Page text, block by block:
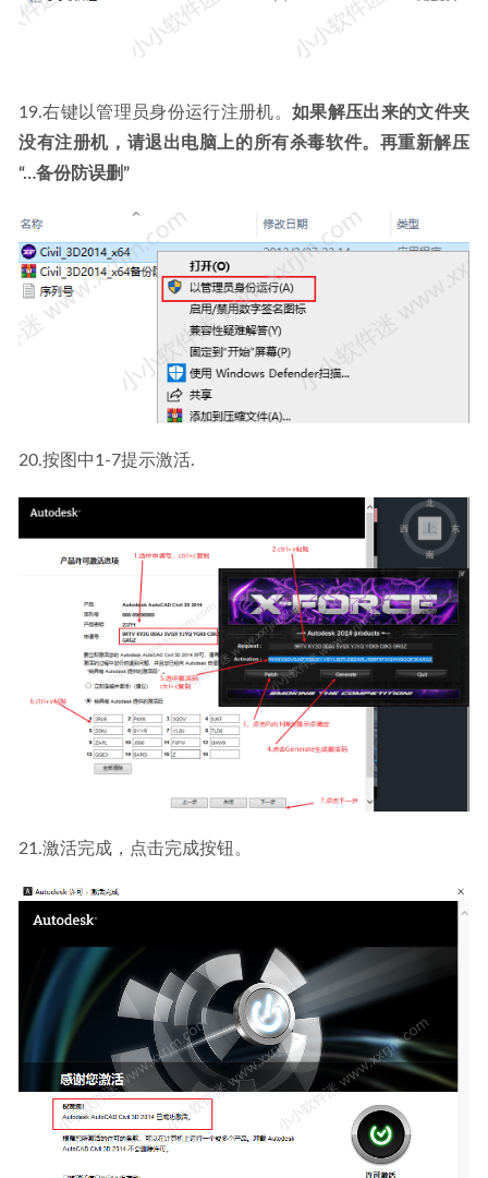
19.右键以管理员身份运行注册机。 如果解压出来的文件夹
没有注册机，请退出电脑上的所有杀毒软件。再重新解压
“…备份防误删”
20.按图中1-7提示激活.
21.激活完成，点击完成按钮。